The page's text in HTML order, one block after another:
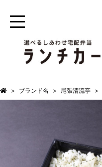
ブランド名 尾張清流亭